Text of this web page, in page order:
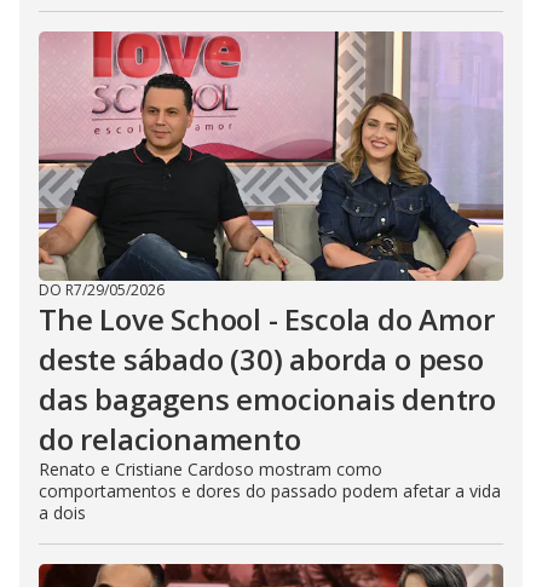
DO R7/29/05/2026
The Love School - Escola do Amor
deste sábado (30) aborda o peso
das bagagens emocionais dentro
do relacionamento
Renato e Cristiane Cardoso mostram como
comportamentos e dores do passado podem afetar a vida
a dois